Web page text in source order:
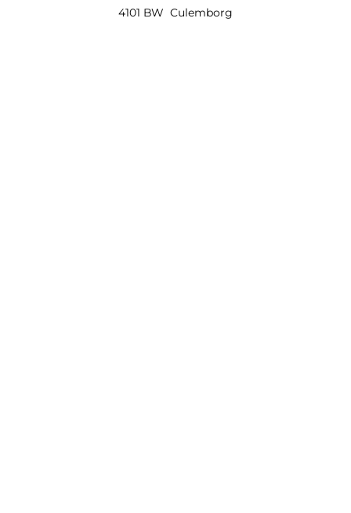
4101 BW Culemborg